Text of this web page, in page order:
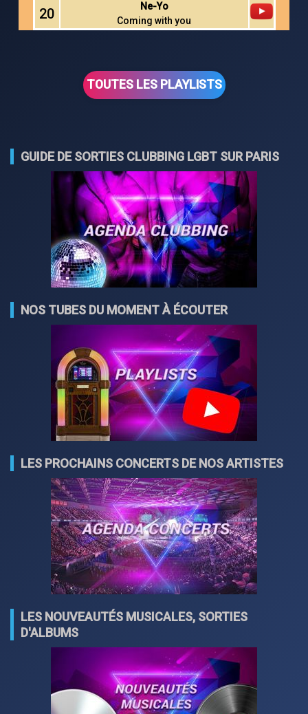
20
Ne-Yo
Coming with you
TOUTES LES PLAYLISTS
GUIDE DE SORTIES CLUBBING LGBT SUR PARIS
NOS TUBES DU MOMENT À ÉCOUTER
LES PROCHAINS CONCERTS DE NOS ARTISTES
LES NOUVEAUTÉS MUSICALES, SORTIES
D'ALBUMS